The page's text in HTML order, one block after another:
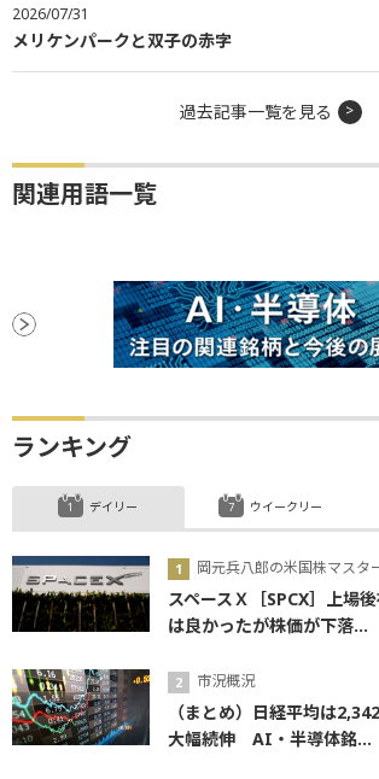
2026/07/31
メリケンパークと双子の赤字
過去記事一覧を見る
関連用語一覧
ランキング
デイリー
岡元兵八郎の米国株マスタ
スペースＸ［SPCX］上場
は良かったが株価が下落...
市況概況
（まとめ）日経平均は
大幅続伸 AI・半導体銘...
ウイークリー